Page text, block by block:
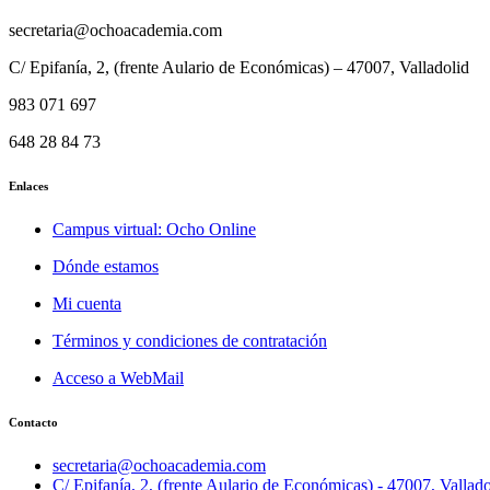
secretaria@ochoacademia.com
C/ Epifanía, 2, (frente Aulario de Económicas) – 47007, Valladolid
983 071 697
648 28 84 73
Enlaces
Campus virtual: Ocho Online
Dónde estamos
Mi cuenta
Términos y condiciones de contratación
Acceso a WebMail
Contacto
secretaria@ochoacademia.com
C/ Epifanía, 2, (frente Aulario de Económicas) - 47007,